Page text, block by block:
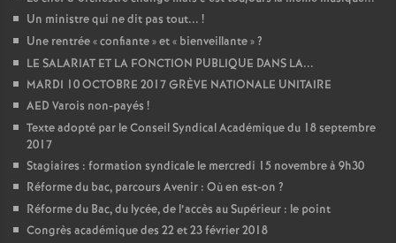
Un ministre qui ne dit pas tout... !
Une rentrée «confiante» et « bienveillante»?
LE SALARIAT ET LA FONCTION PUBLIQUE DANS LA...
MARDI 10 OCTOBRE 2017 GRÈVE NATIONALE UNITAIRE
AED Varois non-payés !
Texte adopté par le Conseil Syndical Académique du 18 septembre
2017
Stagiaires : formation syndicale le mercredi 15 novembre à 9h30
Réforme du bac, parcours Avenir : Où en est-on ?
Réforme du Bac, du lycée, de l’accès au Supérieur : le point
Congrès académique des 22 et 23 février 2018